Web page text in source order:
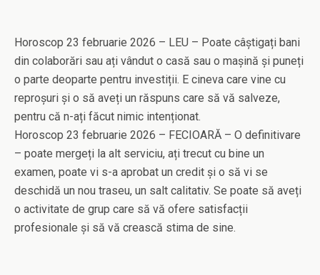
Horoscop 23 februarie 2026 – LEU – Poate câștigați bani
din colaborări sau ați vândut o casă sau o mașină și puneți
o parte deoparte pentru investiții. E cineva care vine cu
reproșuri și o să aveți un răspuns care să vă salveze,
pentru că n-ați făcut nimic intenționat.
Horoscop 23 februarie 2026 – FECIOARĂ – O definitivare
– poate mergeți la alt serviciu, ați trecut cu bine un
examen, poate vi s-a aprobat un credit și o să vi se
deschidă un nou traseu, un salt calitativ. Se poate să aveți
o activitate de grup care să vă ofere satisfacții
profesionale și să vă crească stima de sine.